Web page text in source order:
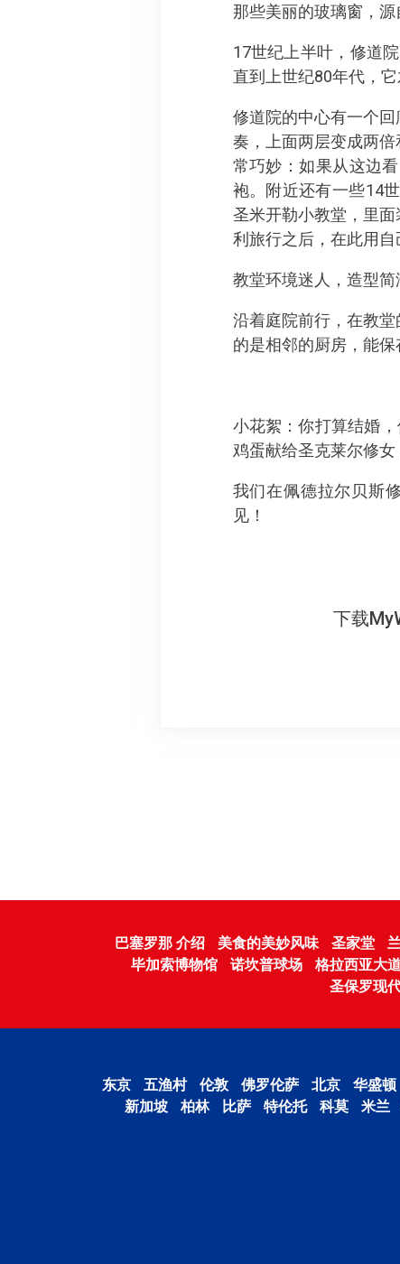
那些美丽的玻璃窗，源
17世纪上半叶，修道
直到上世纪80年代，它
修道院的中心有一个
奏，上面两层变成两
常巧妙：如果从这边
袍。附近还有一些14
圣米开勒小教堂，里
利旅行之后，在此用自
教堂环境迷人，造型简
沿着庭院前行，在教
的是相邻的厨房，能保
小花絮：你打算结婚
鸡蛋献给圣克莱尔修
我们在佩德拉尔贝斯
见！
下载
巴塞罗那 介绍 美食的美妙风味 圣家堂
毕加索博物馆
诺坎普球场 格拉西亚大
圣保罗现
东京 五渔村 伦敦 佛罗伦萨 北京 华盛顿
新加坡
柏林 比萨 特伦托 科莫 米兰